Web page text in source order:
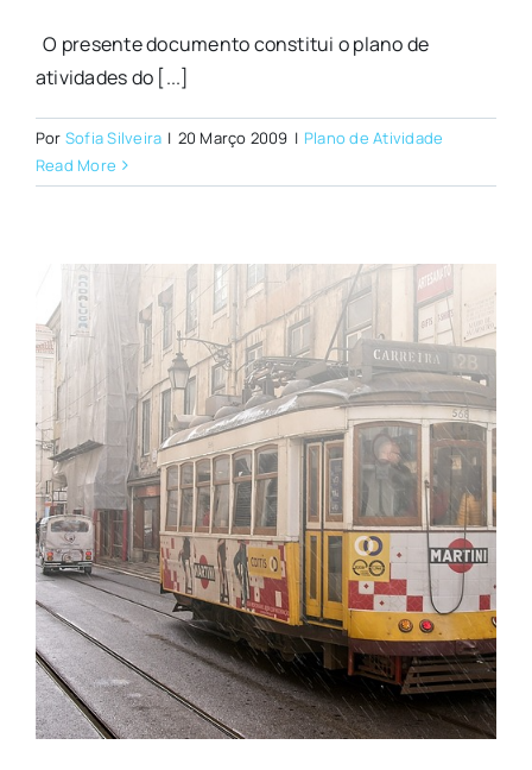
O presente documento constitui o plano de
atividades do [...]
Por Sofia Silveira | 20 Março 2009 | Plano de Atividade
Read More